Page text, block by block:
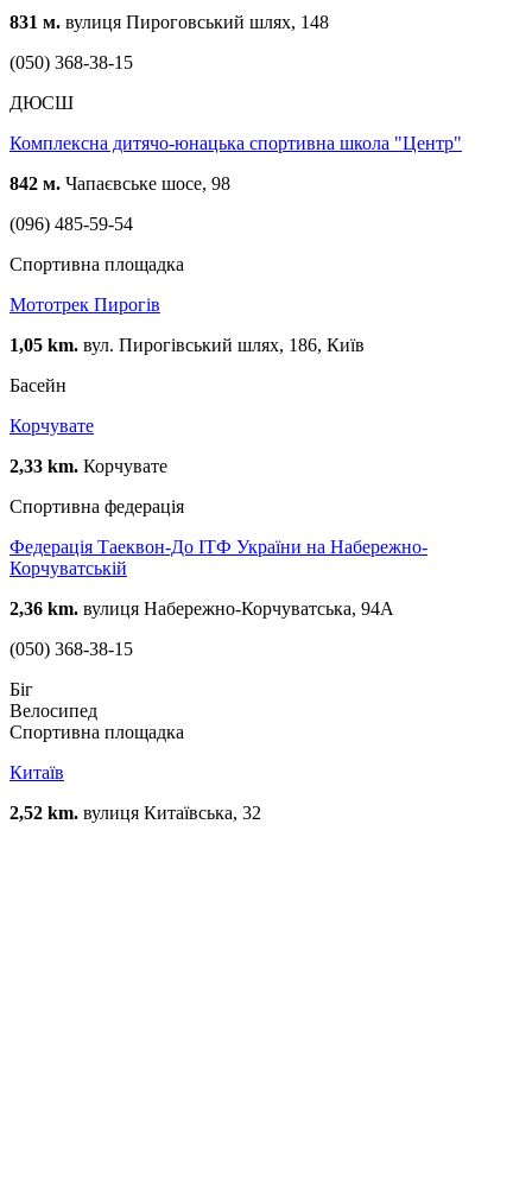
831 м. вулиця Пироговський шлях, 148
(050) 368-38-15
ДЮСШ
Комплексна дитячо-юнацька спортивна школа "Центр"
842 м. Чапаєвське шосе, 98
(096) 485-59-54
Спортивна площадка
Мототрек Пирогів
1,05 km. вул. Пирогівський шлях, 186, Київ
Басейн
Корчувате
2,33 km. Корчувате
Спортивна федерація
Федерація Таеквон-До ІТФ України на Набережно-
Корчуватській
2,36 km. вулиця Набережно-Корчуватська, 94А
(050) 368-38-15
Біг
Велосипед
Спортивна площадка
Китаїв
2,52 km. вулиця Китаївська, 32